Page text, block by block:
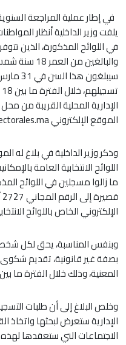
في إطار عملية المراجعة السنوية
يلفت وزير الداخلية أنظار
في اللوائح المذكورة، الذين
والبالغين
الإدارية المحلية القريبة من
الموقع الإلكتروني www.listeselectorales.ma.
وذكر وزير الداخلية في بلاغ له
اللوائح الانتخابية العامة
ما زالوا مسجلين في اللوائح
الإلكتروني الخاص باللوائح
وبنفس المناسبة، يحق لكل
بصفة غير قانونية، تقديم
المعنية، وذلك خلال الفترة ما بين 18 و24 يناير الجاري.
وخلص البلاغ إلى أن طلبات
الإدارية ستعرض لبحثها واتخاذ
الاجتماعات التي ستعقدها لهذه الغاية ما